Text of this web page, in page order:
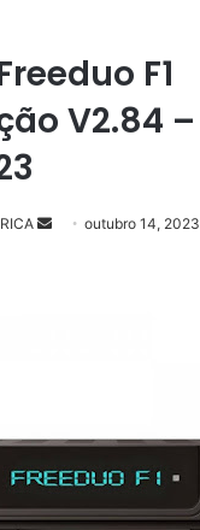
F1
V2.84 –
m
a
outubro 14, 2023